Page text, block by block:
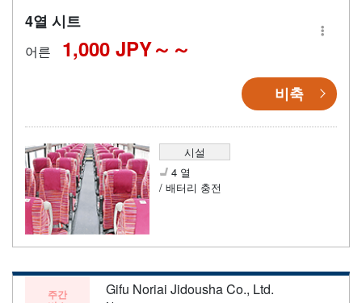
4열 시트
어른 1,000 JPY～
비축
시설
4 열
/ 배터리 충전
주간 Gifu Noriai Jidousha Co., Ltd.